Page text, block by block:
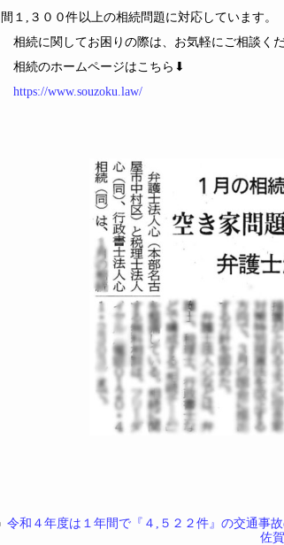
間１,３００件以上の相続問題に対応しています。
相続に関してお困りの際は、お気軽にご相談くだ
相続のホームページはこちら⬇
https://www.souzoku.law/
令和４年度は１年間で『４,５２２件』の交通事
佐